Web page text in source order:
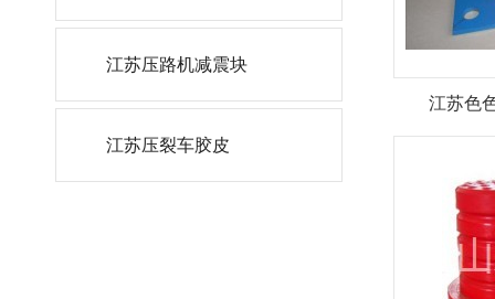
江苏色
件
江苏压路机减震块
江苏压裂车胶皮